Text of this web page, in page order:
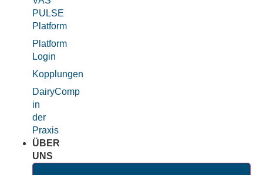
PULSE
Platform
Platform
Login
Kopplungen
DairyComp
in
der
Praxis
ÜBER
UNS